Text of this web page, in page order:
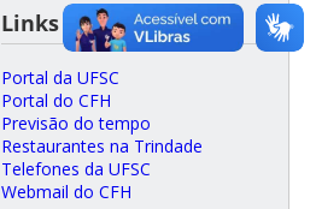
Links sugeridos
Portal da UFSC
Portal do CFH
Previsão do tempo
Restaurantes na Trindade
Telefones da UFSC
Webmail do CFH